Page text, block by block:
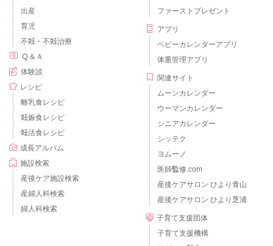
出産
育児
不妊・不妊治療
Ｑ＆Ａ
体験談
レシピ
離乳食レシピ
妊娠食レシピ
妊活食レシピ
成長アルバム
施設検索
産後ケア施設検索
産婦人科検索
婦人科検索
ファーストプレゼント
アプリ
ベビーカレンダーアプリ
体重管理アプリ
関連サイト
ムーンカレンダー
ウーマンカレンダー
シニアカレンダー
シッテク
ヨムーノ
医師監修.com
産後ケアサロン ひより青山
産後ケアサロン ひより芝浦
子育て支援団体
子育て支援機構